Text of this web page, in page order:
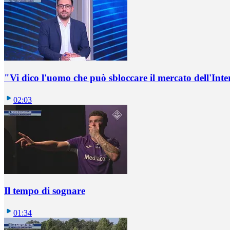
"Vi dico l'uomo che può sbloccare il mercato
02:03
Il tempo di sognare
01:34